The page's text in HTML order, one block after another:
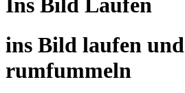
ins Bild laufen und
rumfummeln